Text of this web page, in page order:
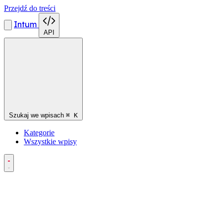
Przejdź do treści
Intum
API
Szukaj we wpisach ⌘ K
Kategorie
Wszystkie wpisy